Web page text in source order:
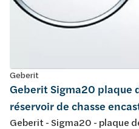
Geberit
Geberit Sigma20 plaque
réservoir de chasse
Geberit - Sigma20 - plaque